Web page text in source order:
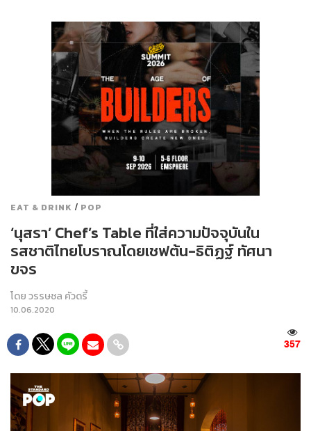
EAT & DRINK / POP
‘นุสรา’ Chef’s Table ที่ใส่ความปัจจุบันใน
รสชาติไทยโบราณโดยเชฟต้น-ธิติฏฐ์ ทัศนา
ขจร
โดยวรรษชล คัวดรี้
10.06.2020
357